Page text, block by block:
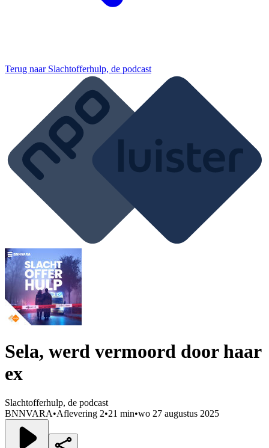
Terug naar Slachtofferhulp, de podcast
Sela, werd vermoord door haar
ex
Slachtofferhulp, de podcast
BNNVARA•Aflevering 2•21 min•wo 27 augustus 2025